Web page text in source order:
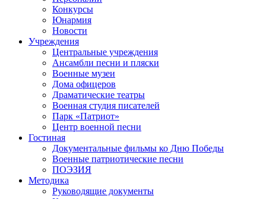
Конкурсы
Юнармия
Новости
Учреждения
Центральные учреждения
Ансамбли песни и пляски
Военные музеи
Дома офицеров
Драматические театры
Военная студия писателей
Парк «Патриот»
Центр военной песни
Гостиная
Документальные фильмы ко Дню Победы
Военные патриотические песни
ПОЭЗИЯ
Методика
Руководящие документы